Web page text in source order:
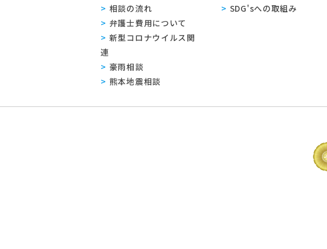
相談の流れ
弁護士費用について
新型コロナウイルス関
連
豪雨相談
熊本地震相談
SDG'sへの取組み